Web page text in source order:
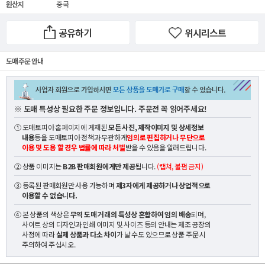
원산지 중국
공유하기 위시리스트
도매 주문 안내
※ 도매 특성상 필요한 주문 정보입니다. 주문전 꼭 읽어주세요!
① 도매토피아 홈페이지에 게재된모든 사진, 제작이미지 및 상세정보
내용등을 도매토피아 정책과 무관하게임의로 편집하거나 무단으로
이용 및 도용 할 경우 법률에 따라 처벌받을 수 있음을 알려드립니다.
② 상품 이미지는B2B 판매회원에게만 제공됩니다.(캡쳐, 불펌 금지)
③ 등록된 판매회원만 사용 가능하며제3자에게 제공하거나 상업적으로
이용할 수 없습니다.
④ 본 상품의 색상은무역 도매 거래의 특성상 혼합하여 임의 배송되며,
사이트 상의 디자인과 인쇄 이미지 및 사이즈 등의 안내는 제조 공장의
사정에 따라실제 상품과 다소 차이가 날 수도 있으므로 상품 주문 시
주의하여 주십시오.